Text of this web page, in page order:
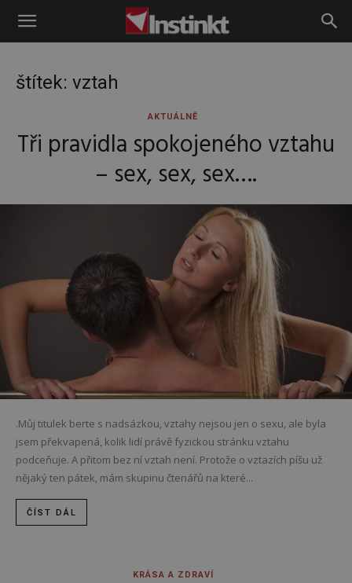
Instinkt
štítek: vztah
AKTUÁLNĚ
Tři pravidla spokojeného vztahu
– sex, sex, sex….
.Můj titulek berte s nadsázkou, vztahy nejsou jen o sexu, ale byla
jsem překvapená, kolik lidí právě fyzickou stránku vztahu
podceňuje. A přitom bez ní vztah není. Protože o vztazích píšu už
nějaký ten pátek, mám skupinu čtenářů na které...
ČÍST DÁL
KRÁSA A ZDRAVÍ